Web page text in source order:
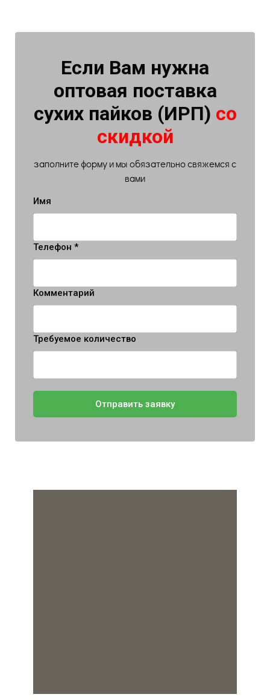
Если Вам нужна
оптовая поставка
сухих пайков (ИРП) со
скидкой
заполните форму и мы обязательно свяжемся с
вами
Имя
Телефон *
Комментарий
Требуемое количество
Отправить заявку